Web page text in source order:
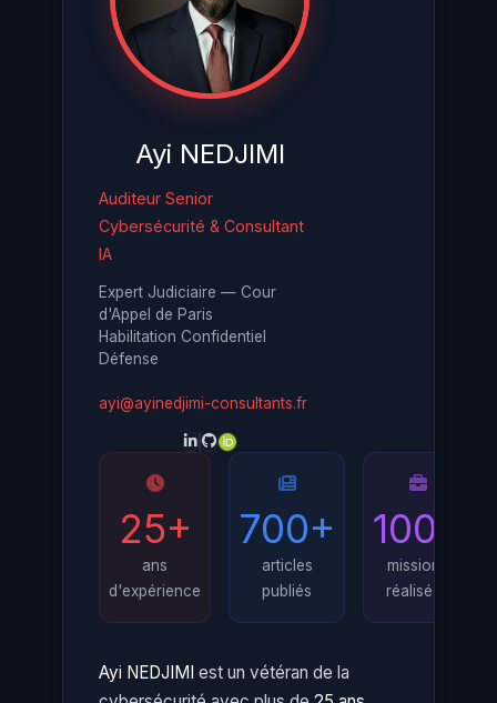
Ayi NEDJIMI
Auditeur Senior
Cybersécurité & Consultant
IA
Expert Judiciaire — Cour
d'Appel de Paris
Habilitation Confidentiel
Défense
ayi@ayinedjimi-consultants.fr
25+
ans
d'expérience
700+
articles
publiés
100+
missions
réalisées
Ayi NEDJIMI est un vétéran de la